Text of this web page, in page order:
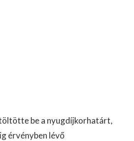
be a nyugdíjkorhatárt,
érvényben lévő